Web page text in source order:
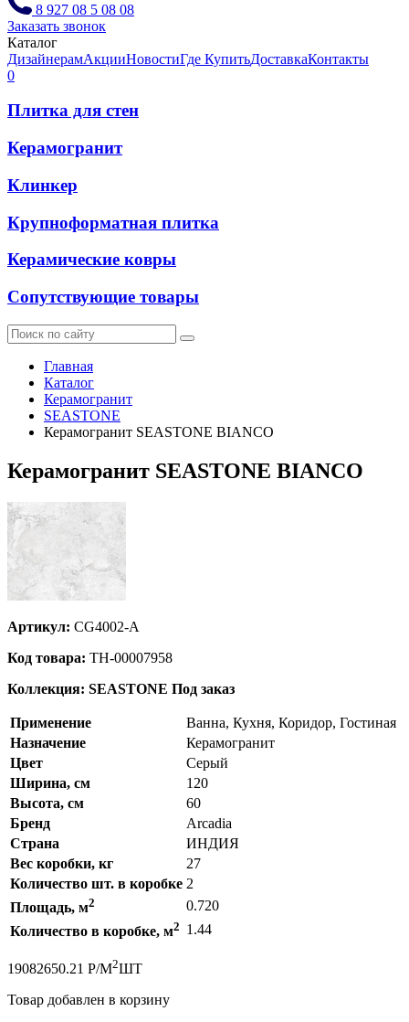
8 927 08 5 08 08
Заказать звонок
Каталог
ДизайнерамАкцииНовостиГде КупитьДоставкаКонтакты
0
Плитка для стен
Керамогранит
Клинкер
Крупноформатная плитка
Керамические ковры
Сопутствующие товары
Главная
Каталог
Керамогранит
SEASTONE
Керамогранит SEASTONE BIANCO
Керамогранит SEASTONE BIANCO
Артикул: CG4002-A
Код товара: ТН-00007958
Коллекция: SEASTONE Под заказ
Применение
Ванна, Кухня, Коридор, Гостиная
Назначение
Керамогранит
Цвет
Серый
Ширина, см
120
Высота, см
60
Бренд
Arcadia
Страна
ИНДИЯ
Вес коробки, кг
27
Количество шт. в коробке 2
Площадь, м2
0.720
Количество в коробке, м2 1.44
19082650.21 Р/М2ШТ
Товар добавлен в корзину